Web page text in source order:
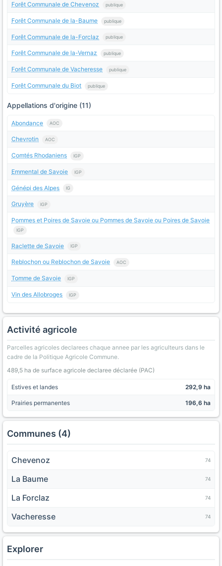
Forêt Communale de Chevenoz publique
Forêt Communale de la-Baume publique
Forêt Communale de la-Forclaz publique
Forêt Communale de la-Vernaz publique
Forêt Communale de Vacheresse publique
Forêt Communale du Biot publique
Appellations d'origine (11)
Abondance AOC
Chevrotin AOC
Comtés Rhodaniens IGP
Emmental de Savoie IGP
Génépi des Alpes IG
Gruyère IGP
Pommes et Poires de Savoie ou Pommes de Savoie ou Poires de Savoie
IGP
Raclette de Savoie IGP
Reblochon ou Reblochon de Savoie AOC
Tomme de Savoie IGP
Vin des Allobroges IGP
Activité agricole
Parcelles agricoles declarees chaque annee par les agriculteurs dans le
cadre de la Politique Agricole Commune.
489,5 ha de surface agricole declaree déclarée (PAC)
Estives et landes 292,9 ha
Prairies permanentes 196,6 ha
Communes (4)
Chevenoz 74
La Baume 74
La Forclaz 74
Vacheresse 74
Explorer